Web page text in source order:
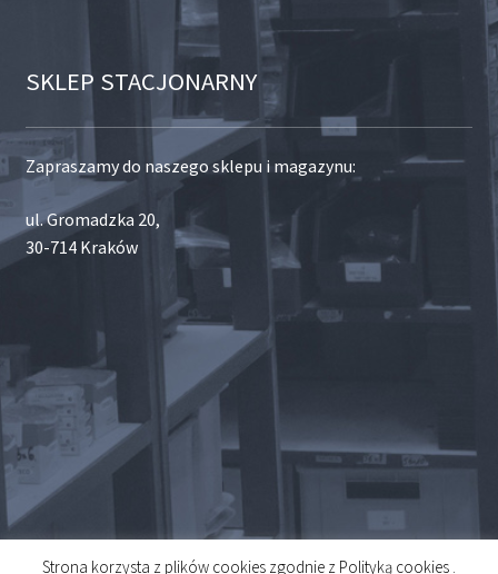
SKLEP STACJONARNY
Zapraszamy do naszego sklepu i magazynu:
ul. Gromadzka 20,
30-714 Kraków
Strona korzysta z plików cookies zgodnie z Polityką cookies .